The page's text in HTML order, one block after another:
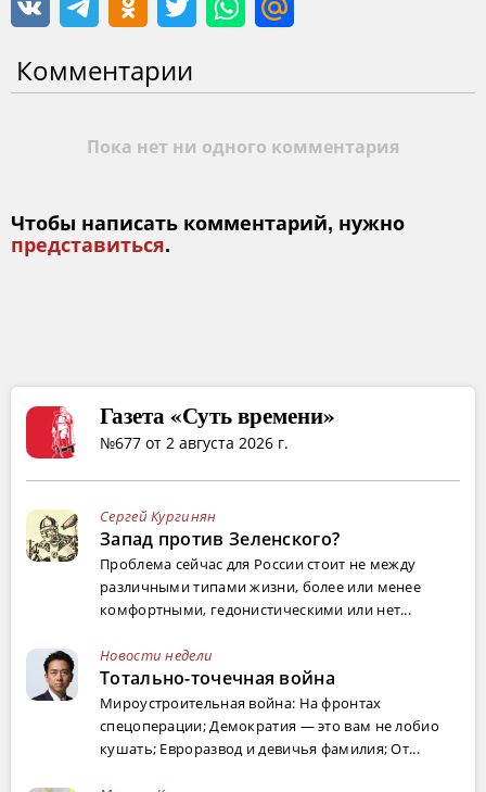
Комментарии
Пока нет ни одного комментария
Чтобы написать комментарий, нужно
представиться.
Газета «Суть времени»
№677 от 2 августа 2026 г.
Сергей Кургинян
Запад против Зеленского?
Проблема сейчас для России стоит не между
различными типами жизни, более или менее
комфортными, гедонистическими или нет...
Новости недели
Тотально-точечная война
Мироустроительная война: На фронтах
спецоперации; Демократия — это вам не лобио
кушать; Евроразвод и девичья фамилия; От...